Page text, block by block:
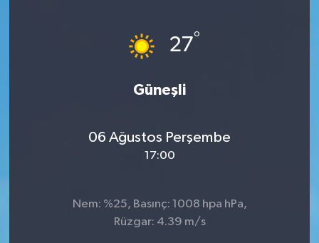
27°
Güneşli
06 Ağustos Perşembe
17:00
Nem: %25, Basınç: 1008 hpa hPa,
Rüzgar: 4.39 m/s
Yüksek İstişare Kurulu